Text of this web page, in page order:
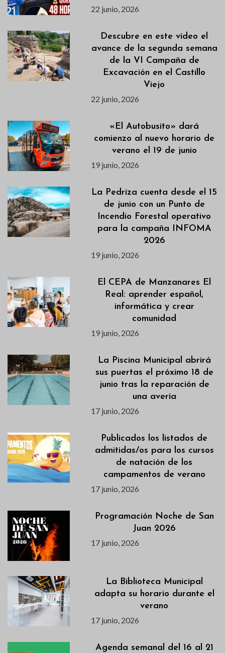
22 junio, 2026
Descubre en este vídeo el
avance de la segunda semana
de la VI Campaña de
Excavación en el Castillo
Viejo
22 junio, 2026
«El Autobusito» dará
comienzo al nuevo horario de
verano el 19 de junio
19 junio, 2026
La Pedriza cuenta desde el 15
de junio con un Punto de
Incendio Forestal operativo
para la campaña INFOMA
2026
19 junio, 2026
El CEPA de Manzanares El
Real: aprender español,
informática y crear
comunidad
19 junio, 2026
La Piscina Municipal abrirá
sus puertas el próximo 18 de
junio tras la reparación de
una avería
17 junio, 2026
Publicados los listados de
admitidas/os para los cursos
de natación de los
campamentos de verano
17 junio, 2026
Programación Noche de San
Juan 2026
17 junio, 2026
La Biblioteca Municipal
adapta su horario durante el
verano
17 junio, 2026
Agenda semanal del 16 al 21